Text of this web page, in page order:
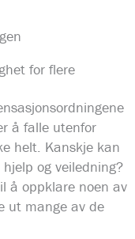
for flere
å falle utenfor
helt. Kanskje kan
og veiledning?
å oppklare noen av
ut mange av de